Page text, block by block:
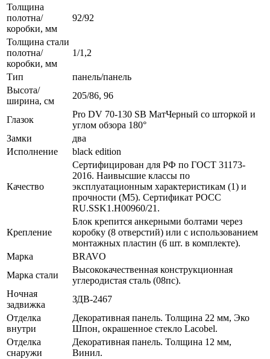
Толщина
полотна/
коробки, мм
92/92
Толщина стали
полотна/
коробки, мм
1/1,2
Тип
панель/панель
Высота/
ширина, см
205/86, 96
Глазок
Pro DV 70-130 SB МатЧерный со шторкой и
углом обзора 180°
Замки
два
Исполнение
black edition
Качество
Сертифицирован для РФ по ГОСТ 31173-
2016. Наивысшие классы по
эксплуатационным характеристикам (1) и
прочности (М5). Сертификат POCC
RU.SSK1.H00960/21.
Крепление
Блок крепится анкерными болтами через
коробку (8 отверстий) или с использованием
монтажных пластин (6 шт. в комплекте).
Марка
BRAVO
Марка стали
Высококачественная конструкционная
углеродистая сталь (08пс).
Ночная
задвижка
ЗДВ-2467
Отделка
внутри
Декоративная панель. Толщина 22 мм, Эко
Шпон, окрашенное стекло Lacobel.
Отделка
снаружи
Декоративная панель. Толщина 12 мм,
Винил.